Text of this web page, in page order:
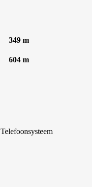
349 m
604 m
Telefoonsysteem